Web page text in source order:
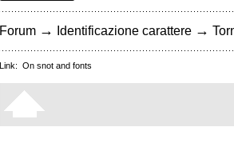
Forum → Identificazione carattere →
Link: On snot and fonts